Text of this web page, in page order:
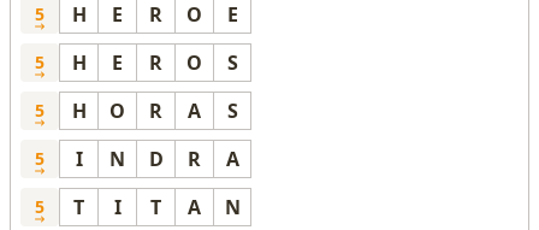
5 H E R O E
5 H E R O S
5 H O R A S
5 I N D R A
5 T I T A N